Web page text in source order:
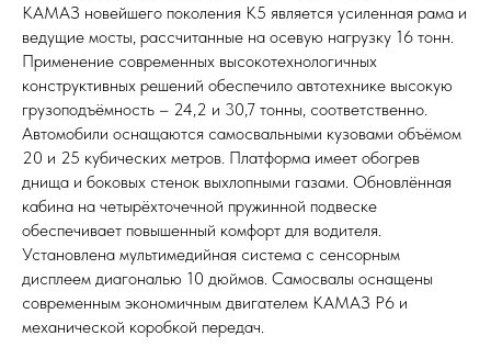
КАМАЗ новейшего поколения К5 является усиленная рама и
ведущие мосты, рассчитанные на осевую нагрузку 16 тонн.
Применение современных высокотехнологичных
конструктивных решений обеспечило автотехнике высокую
грузоподъёмность – 24,2 и 30,7 тонны, соответственно.
Автомобили оснащаются самосвальными кузовами объёмом
20 и 25 кубических метров. Платформа имеет обогрев
днища и боковых стенок выхлопными газами. Обновлённая
кабина на четырёхточечной пружинной подвеске
обеспечивает повышенный комфорт для водителя.
Установлена мультимедийная система с сенсорным
дисплеем диагональю 10 дюймов. Самосвалы оснащены
современным экономичным двигателем КАМАЗ Р6 и
механической коробкой передач.